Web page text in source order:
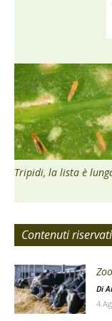
Tripidi, la lista è
Contenuti
Di
4